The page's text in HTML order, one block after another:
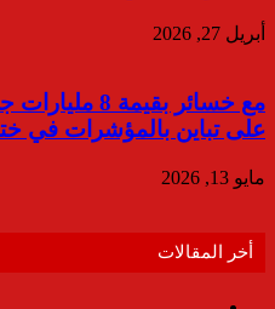
أبريل 27, 2026
مع خسائر
على تباين بالمؤشرات في
مايو 13, 2026
أخر المقالات